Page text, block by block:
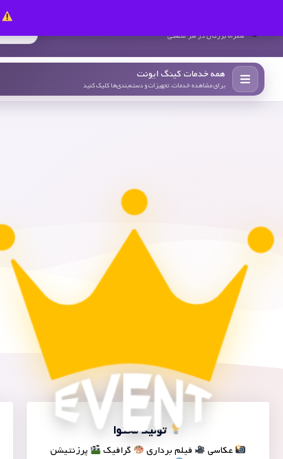
همراه بزرگان در هر صنعتی
همه خدمات کینگ ایونت
برای مشاهده خدمات، تجهیزات و دسته‌بندی‌ها کلیک کنید
تولید محتوا
عکاسی فیلم برداری گرافیک
پرزنتیشن